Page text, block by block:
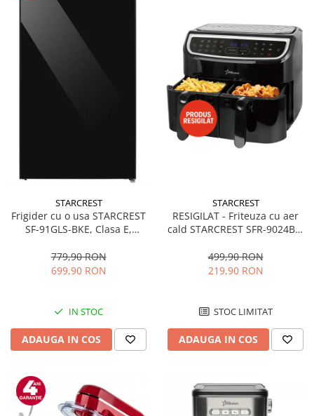
STARCREST
Frigider cu o usa STARCREST
SF-91GLS-BKE, Clasa E,
interioara, H 83 cm, Sticla
Neagra
779,90 RON
699,90 RON
IN STOC
ADAUGA IN COS
STARCREST
RESIGILAT - Friteuza cu aer
cald STARCREST SFR-9024BK,
Termostat 80 - 200 °C, 12
programe, Negru
499,90 RON
219,90 RON
STOC LIMITAT
ADAUGA IN COS